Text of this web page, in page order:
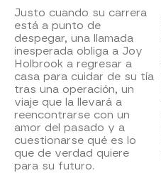
Justo cuando su carrera
está a punto de
despegar, una llamada
inesperada obliga a Joy
Holbrook a regresar a
casa para cuidar de su tía
tras una operación, un
viaje que la llevará a
reencontrarse con un
amor del pasado y a
cuestionarse qué es lo
que de verdad quiere
para su futuro.